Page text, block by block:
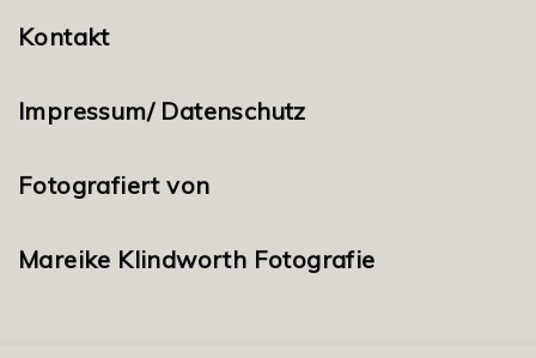
Kontakt
Impressum/ Datenschutz
Fotografiert von
Mareike Klindworth Fotografie